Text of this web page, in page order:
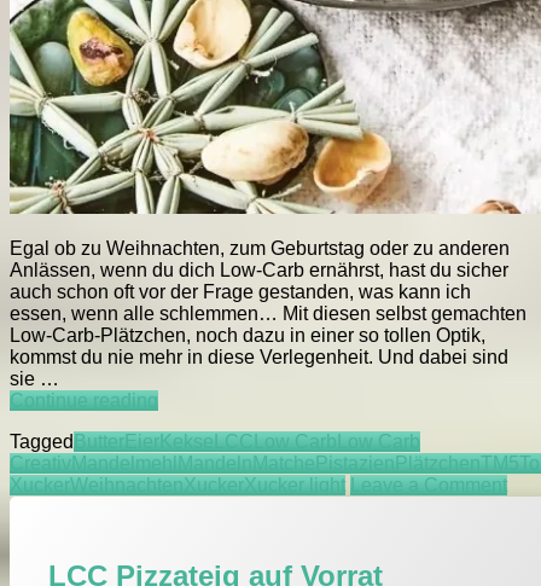
Egal ob zu Weihnachten, zum Geburtstag oder zu anderen
Anlässen, wenn du dich Low-Carb ernährst, hast du sicher
auch schon oft vor der Frage gestanden, was kann ich
essen, wenn alle schlemmen… Mit diesen selbst gemachten
Low-Carb-Plätzchen, noch dazu in einer so tollen Optik,
kommst du nie mehr in diese Verlegenheit. Und dabei sind
sie …
Continue readingLCC
Swirls
TaggedButterEierKekseLCCLow CarbLow Carb
CreativMandelmehlMandelnMatchePistazienPlätzchenTM5
XuckerWeihnachtenXuckerXucker light Leave a Commenton
LCC Pizzateig auf Vorrat